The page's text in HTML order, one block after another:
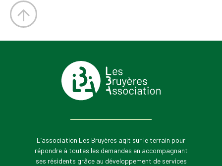
L’association Les Bruyères agit sur le terrain pour
répondre à toutes les demandes en accompagnant
ses résidents grâce au développement de services